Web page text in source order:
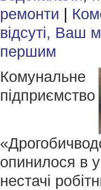
ремонти |
відсуті, Ваш
першим
Комунальне
підприємство
опинилося в
нестачі